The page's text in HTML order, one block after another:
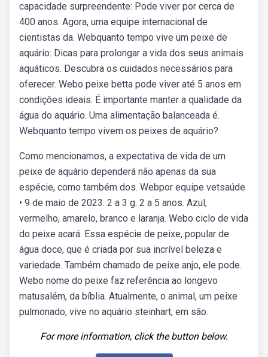
capacidade surpreendente: Pode viver por cerca de
400 anos. Agora, uma equipe internacional de
cientistas da. Webquanto tempo vive um peixe de
aquário: Dicas para prolongar a vida dos seus animais
aquáticos. Descubra os cuidados necessários para
oferecer. Webo peixe betta pode viver até 5 anos em
condições ideais. É importante manter a qualidade da
água do aquário. Uma alimentação balanceada é.
Webquanto tempo vivem os peixes de aquário?
Como mencionamos, a expectativa de vida de um
peixe de aquário dependerá não apenas da sua
espécie, como também dos. Webpor equipe vetsaúde
• 9 de maio de 2023. 2 a 3 g. 2 a 5 anos. Azul,
vermelho, amarelo, branco e laranja. Webo ciclo de vida
do peixe acará. Essa espécie de peixe, popular de
água doce, que é criada por sua incrível beleza e
variedade. Também chamado de peixe anjo, ele pode.
Webo nome do peixe faz referência ao longevo
matusalém, da bíblia. Atualmente, o animal, um peixe
pulmonado, vive no aquário steinhart, em são.
For more information, click the button below.